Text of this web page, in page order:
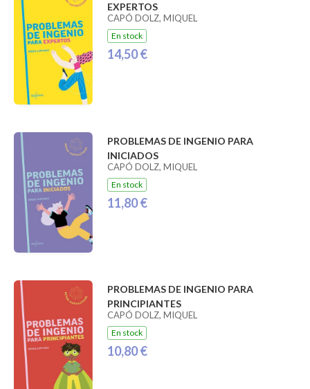
EXPERTOS
CAPÓ DOLZ, MIQUEL
En stock
14,50 €
PROBLEMAS DE INGENIO PARA
INICIADOS
CAPÓ DOLZ, MIQUEL
En stock
11,80 €
PROBLEMAS DE INGENIO PARA
PRINCIPIANTES
CAPÓ DOLZ, MIQUEL
En stock
10,80 €